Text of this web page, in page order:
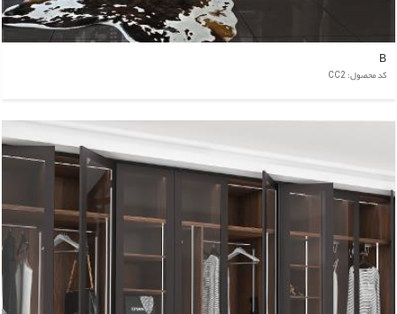
B
کد محصول: CC2